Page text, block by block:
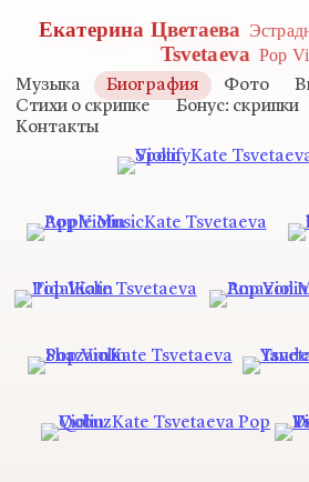
Екатерина Цветаева
Tsvetaeva Pop
Музыка Биография Фото
Стихи о скрипке
Бонус: скрипки
Контакты